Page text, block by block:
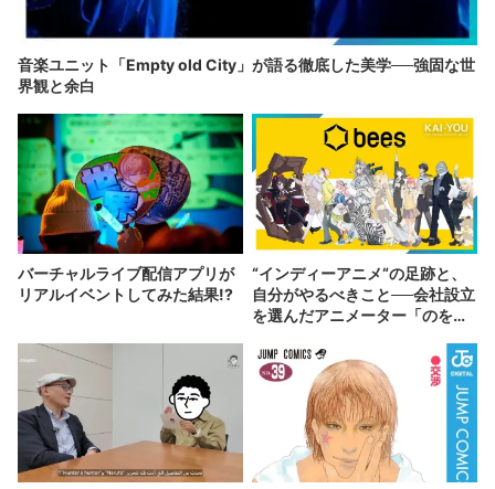
音楽ユニット「Empty old City」が語る徹底した美学──強固な世
界観と余白
バーチャルライブ配信アプリが
リアルイベントしてみた結果!?
“インディーアニメ“の足跡と、
自分がやるべきこと──会社設立
を選んだアニメーター「のを